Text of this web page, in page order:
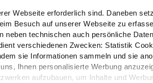
Webseite erforderlich sind. Daneben
Besuch auf unserer Webseite zu
neben technischen auch persönliche
verschiedenen Zwecken: Statistik
sie Informationen sammeln und sie
Ihnen personalisierte Werbung
aufzubauen, um Inhalte und